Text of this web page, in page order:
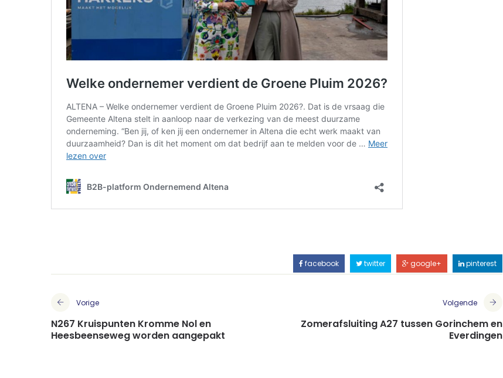
facebook twitter google+ pinterest
Vorige
N267 Kruispunten Kromme Nol en
Heesbeenseweg worden aangepakt
Volgende
Zomerafsluiting A27 tussen Gorinchem en
Everdingen